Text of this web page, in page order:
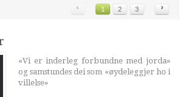
‹ 1 2 3 ›
«Vi er inderleg forbundne med jorda»
og samstundes dei som «øydeleggjer ho i
villelse»